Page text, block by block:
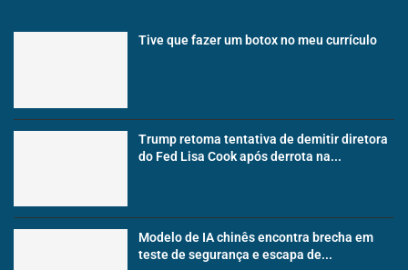
Tive que fazer um botox no meu currículo
Trump retoma tentativa de demitir diretora
do Fed Lisa Cook após derrota na...
Modelo de IA chinês encontra brecha em
teste de segurança e escapa de...